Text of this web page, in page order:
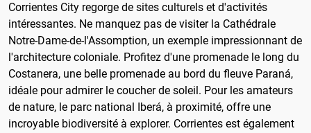
Corrientes City regorge de sites culturels et d'activités
intéressantes. Ne manquez pas de visiter la Cathédrale
Notre-Dame-de-l'Assomption, un exemple impressionnant de
l'architecture coloniale. Profitez d'une promenade le long du
Costanera, une belle promenade au bord du fleuve Paraná,
idéale pour admirer le coucher de soleil. Pour les amateurs
de nature, le parc national Iberá, à proximité, offre une
incroyable biodiversité à explorer. Corrientes est également